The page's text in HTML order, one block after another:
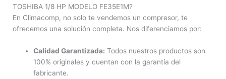
TOSHIBA 1/8 HP MODELO FE35E1M?
En Climacomp, no solo te vendemos un compresor, te
ofrecemos una solución completa. Nos diferenciamos por:
Calidad Garantizada: Todos nuestros productos son
100% originales y cuentan con la garantía del
fabricante.